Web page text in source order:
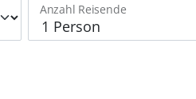
Anzahl Reisende